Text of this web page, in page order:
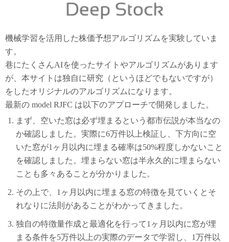
機械学習を活用した株価予想アルゴリズムを実験していま
す。
巷にたくさんAIを使ったサイトやアルゴリズムがあります
が、本サイトは独自に研究（というほどでもないですが）
をしたオリジナルのアルゴリズムになります。
最新の model RJFC は以下のアプローチで開発しました。
まず、空いた窓は必ず埋まるという都市伝説が本当なの
か確認しました。実際に6万件以上検証し、下方向に空
いた窓が1ヶ月以内に埋まる確率は50%程度しかないこと
を確認しました。埋まらない窓は半永久的に埋まらない
ことも多々あることが分かりました。
その上で、1ヶ月以内に埋まる窓の特徴を見ていくとそ
れなりに法則があることがわかってきました。
独自の特徴量作成と最適化を行って1ヶ月以内に窓が埋
まる条件を5万件以上の実際のデータで学習し、1万件以